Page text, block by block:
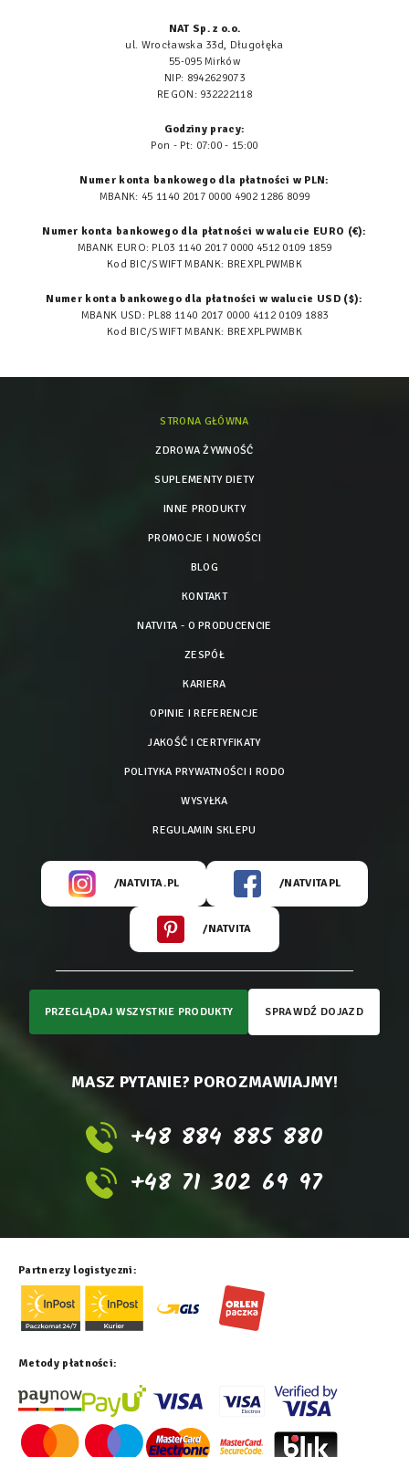
NAT Sp. z o.o.
ul. Wrocławska 33d, Długołęka
55-095 Mirków
NIP: 8942629073
REGON: 932222118
Godziny pracy:
Pon - Pt: 07:00 - 15:00
Numer konta bankowego dla płatności w PLN:
MBANK: 45 1140 2017 0000 4902 1286 8099
Numer konta bankowego dla płatności w walucie EURO (€):
MBANK EURO: PL03 1140 2017 0000 4512 0109 1859
Kod BIC/SWIFT MBANK: BREXPLPWMBK
Numer konta bankowego dla płatności w walucie USD ($):
MBANK USD: PL88 1140 2017 0000 4112 0109 1883
Kod BIC/SWIFT MBANK: BREXPLPWMBK
STRONA GŁÓWNA
ZDROWA ŻYWNOŚĆ
SUPLEMENTY DIETY
INNE PRODUKTY
PROMOCJE I NOWOŚCI
BLOG
KONTAKT
NATVITA - O PRODUCENCIE
ZESPÓŁ
KARIERA
OPINIE I REFERENCJE
JAKOŚĆ I CERTYFIKATY
POLITYKA PRYWATNOŚCI I RODO
WYSYŁKA
REGULAMIN SKLEPU
/NATVITA.PL /NATVITAPL
/NATVITA
PRZEGLĄDAJ WSZYSTKIE PRODUKTY SPRAWDŹ DOJAZD
MASZ PYTANIE? POROZMAWIAJMY!
+48 884 885 880
+48 71 302 69 97
Partnerzy logistyczni:
Metody płatności: